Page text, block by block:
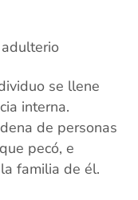
se llene
interna.
de personas
pecó, e
familia de él.